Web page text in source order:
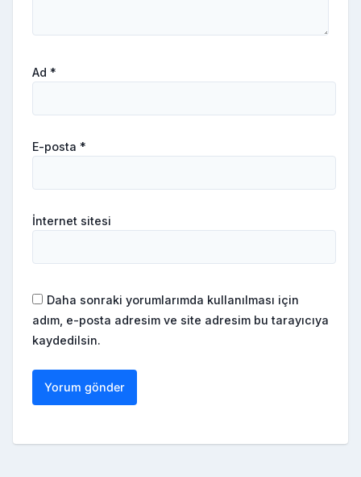
Ad *
E-posta *
İnternet sitesi
Daha sonraki yorumlarımda kullanılması için
adım, e-posta adresim ve site adresim bu tarayıcıya
kaydedilsin.